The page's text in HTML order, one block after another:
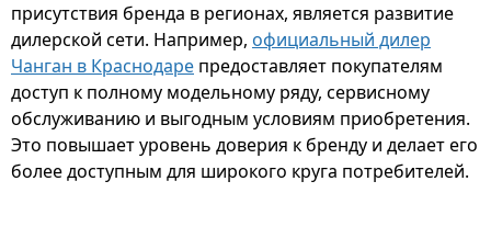
присутствия бренда в регионах, является развитие
дилерской сети. Например, официальный дилер
Чанган в Краснодаре предоставляет покупателям
доступ к полному модельному ряду, сервисному
обслуживанию и выгодным условиям приобретения.
Это повышает уровень доверия к бренду и делает его
более доступным для широкого круга потребителей.